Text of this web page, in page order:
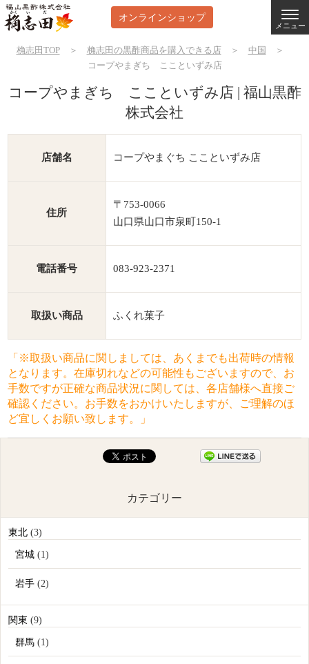
オンラインショップ
メニュー
桷志田TOP＞ 桷志田の黒酢商品を購入できる店＞ 中国
＞
コープやまぎち ここといずみ店
コープやまぎち ここといずみ店 | 福山黒酢
株式会社
店舗名 コープやまぐち ここといずみ店
住所
〒753-0066
山口県山口市泉町150-1
電話番号 083-923-2371
取扱い商品 ふくれ菓子
「※取扱い商品に関しましては、あくまでも出荷時の情報
となります。在庫切れなどの可能性もございますので、お
手数ですが正確な商品状況に関しては、各店舗様へ直接ご
確認ください。お手数をおかけいたしますが、ご理解のほ
ど宜しくお願い致します。」
カテゴリー
東北(3)
宮城 (1)
岩手 (2)
関東 (9)
群馬 (1)